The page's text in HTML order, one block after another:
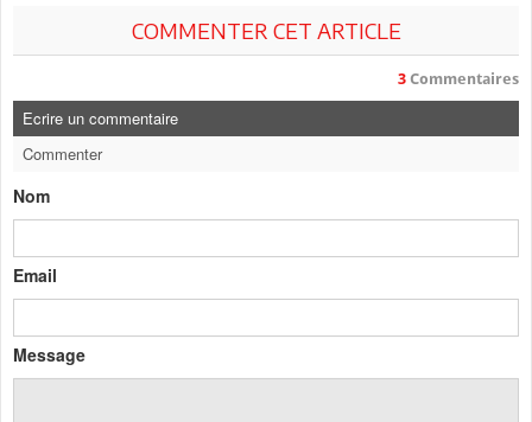
COMMENTER CET ARTICLE
3 Commentaires
Ecrire un commentaire
Commenter
Nom
Email
Message